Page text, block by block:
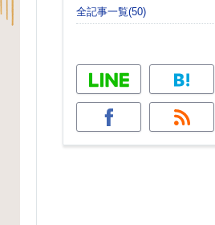
全記事一覧(50)